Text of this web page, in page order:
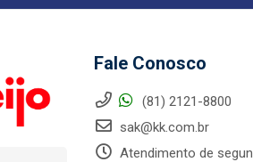
Fale Conosco
(81) 2121-8800
sak@kk.com.br
Atendimento de